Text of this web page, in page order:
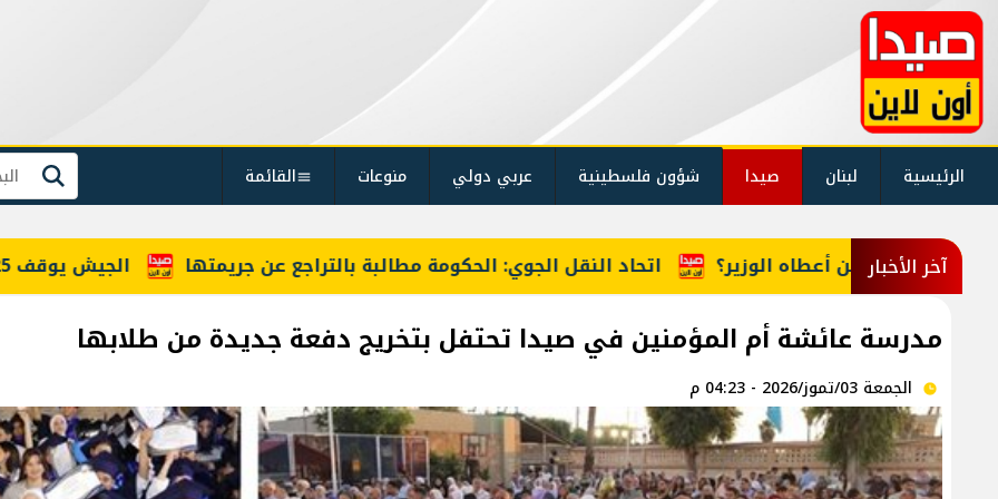
الرئيسية لبنان صيدا شؤون فلسطينية عربي دولي منوعات القائمة بحث
آخر الأخبار الجيش يوقف 25 شخصًا بينهم أفراد عصابة سرقة ويضبط أسلحة وذخائر حربية ومخدرات اتحاد النقل الجوي: الحكومة مطالبة بالتراجع عن جريمتها
مدرسة عائشة أم المؤمنين في صيدا تحتفل بتخريج دفعة جديدة من طلابها
الجمعة 03/تموز/2026 - 04:23 م